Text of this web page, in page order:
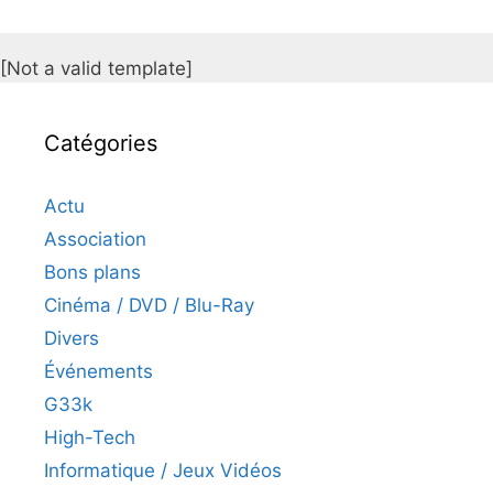
[Not a valid template]
Catégories
Actu
Association
Bons plans
Cinéma / DVD / Blu-Ray
Divers
Événements
G33k
High-Tech
Informatique / Jeux Vidéos